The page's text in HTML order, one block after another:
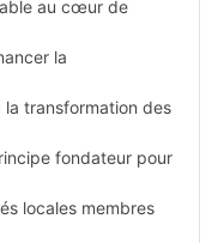
au cœur de
la
la transformation des
fondateur pour
locales membres